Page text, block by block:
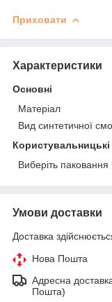
Приховати
Характеристики
Основні
Матеріал
Вид синтетичної
Виберіть паковання
Умови доставки
Доставка
Нова Пошта
Адресна
Пошта)